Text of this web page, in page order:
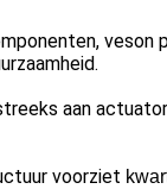
aan
voorziet